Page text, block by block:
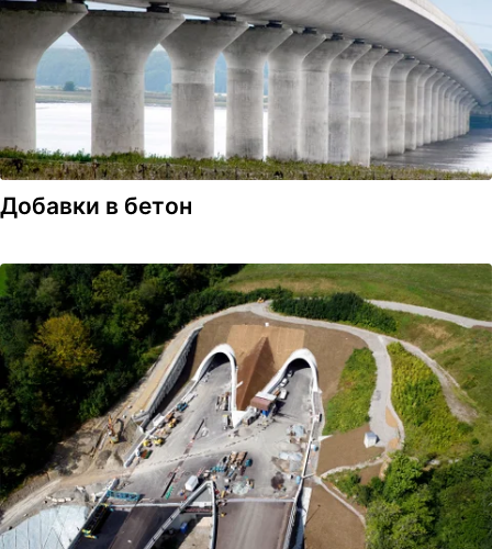
Добавки в бетон